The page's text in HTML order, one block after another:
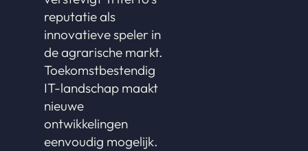
reputatie als
innovatieve speler in
de agrarische markt.
Toekomstbestendig
IT-landschap maakt
nieuwe
ontwikkelingen
eenvoudig mogelijk.